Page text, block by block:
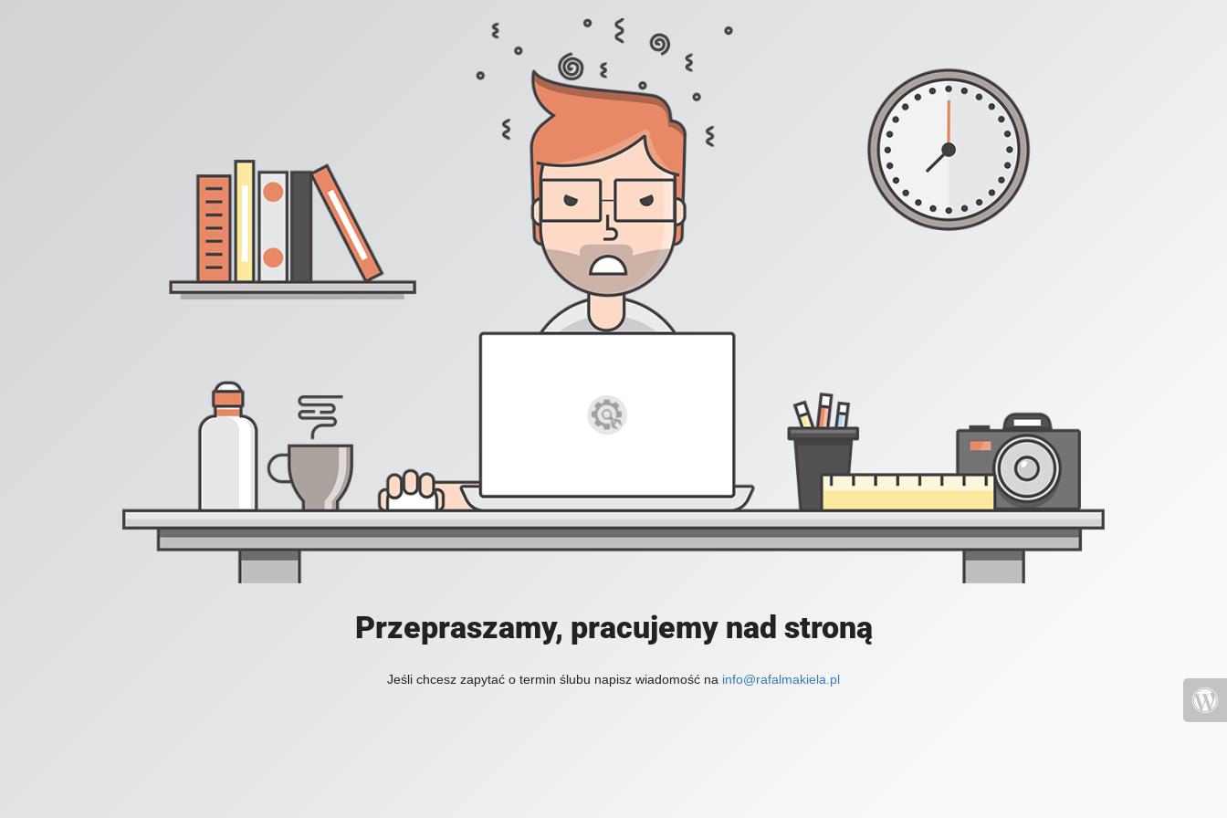
Przepraszamy, pracujemy nad stroną
Jeśli chcesz zapytać o termin ślubu napisz wiadomość na info@rafalmakiela.pl